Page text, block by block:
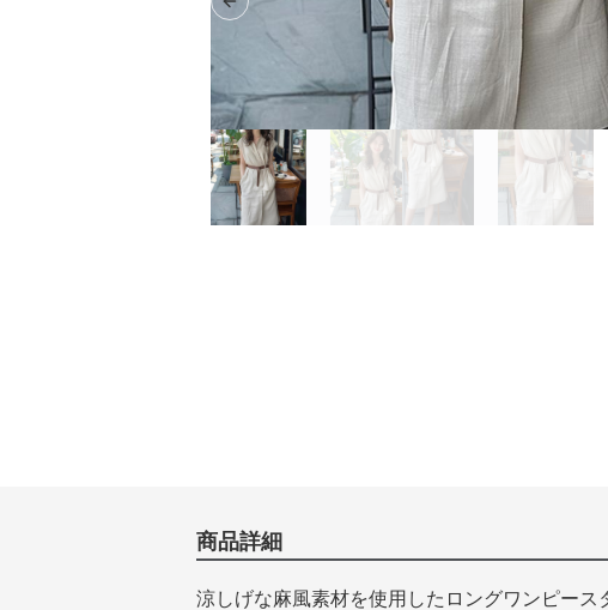
Previous slide
商品詳細
涼しげな麻風素材を使用したロングワンピース